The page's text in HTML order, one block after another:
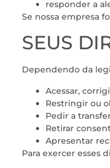
responder a
Se nossa empresa
SEUS
Dependendo da
Acessar,
Restringir ou
Pedir a
Retirar
Apresentar
Para exercer esses